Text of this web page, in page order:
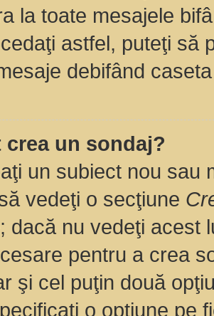
la toate mesajele
astfel, puteţi să
debifând
crea un sondaj?
un subiect nou sau
vedeţi o secţiune
dacă nu vedeţi acest
pentru a crea
şi cel puţin două
o opţiune pe